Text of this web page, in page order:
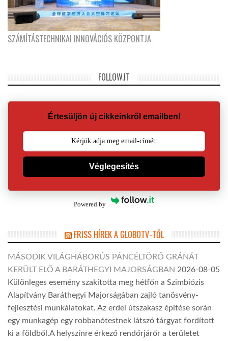
SZÁMÍTÁSTECHNIKAI INNOVÁCIÓS KÖZPONTJA
FOLLOW.IT
Értesüljön új cikkeinkről emailben!
Véglegesítés
Powered by
FRISS HÍREK A GLOBOTV-TŐL
MÁSODIK VILÁGHÁBORÚS PÁNCÉLTÖRŐ GRÁNÁT
KERÜLT ELŐ A BARÁTHEGYI MAJORSÁGBAN 2026-08-05
Különleges esemény szakította meg hétfőn a Szimbiózis
Alapítvány Baráthegyi Majorságában zajló tanösvény-
fejlesztési munkálatokat. Az erdei útszakasz építése során
egy munkagép egy robbanótestnek látszó tárgyat fordított
ki a földből.A helyszínre érkező rendőrjárőr a területet